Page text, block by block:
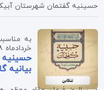
حسینیه گفتمان شهرستان آبیک
به
خردادماه ۱۳۹۸
بیانیه